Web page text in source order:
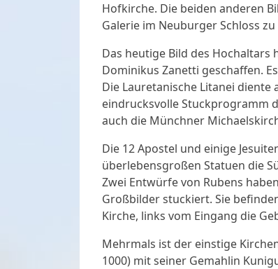
Hofkirche. Die beiden anderen
Galerie im Neuburger Schloss zu
Das heutige Bild des
Dominikus Zanetti geschaffen.
Die Lauretanische Litanei diente
eindrucksvolle Stuckprogramm
auch die Münchner
Die 12 Apostel und einige
überlebensgroßen Statuen die
Zwei Entwürfe von Rubens
Großbilder stuckiert. Sie
Kirche, links vom Eingang die
Mehrmals ist der einstige
1000) mit seiner Gemahlin